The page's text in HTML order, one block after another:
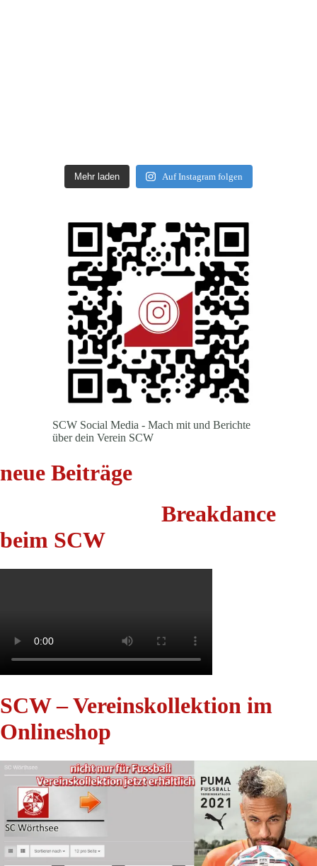
Mehr laden Auf Instagram folgen
SCW Social Media - Mach mit und Berichte
über dein Verein SCW
neue Beiträge
Breakdance
beim SCW
SCW – Vereinskollektion im
Onlineshop